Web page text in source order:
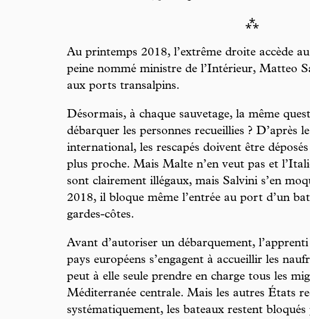
⁂
Au printemps 2018, l’extrême droite accède
peine nommé ministre de l’Intérieur, Matteo
aux ports transalpins.
Désormais, à chaque sauvetage, la même
débarquer les personnes recueillies ? D’après
international, les rescapés doivent être
plus proche. Mais Malte n’en veut pas et
sont clairement illégaux, mais Salvini s’en
2018, il bloque même l’entrée au port d’un
gardes-côtes.
Avant d’autoriser un débarquement, l’apprenti
pays européens s’engagent à accueillir les
peut à elle seule prendre en charge tous les
Méditerranée centrale. Mais les autres États
systématiquement, les bateaux restent